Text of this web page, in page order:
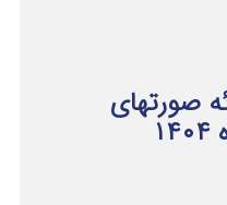
صورتهای